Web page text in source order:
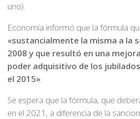
uno).
Economía informó que la fórmula
«sustancialmente la misma a la
2008 y que resultó en una
poder adquisitivo de los
el 2015».
Se espera que la fórmula, que
en el 2021, a diferencia de la